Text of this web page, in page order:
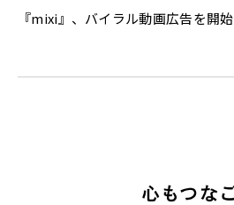
『mixi』、バイラル動画広告を開始